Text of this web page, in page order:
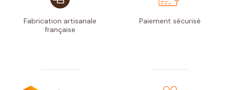
Fabrication artisanale
française
Paiement sécurisé